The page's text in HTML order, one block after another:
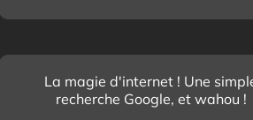
La magie d'internet ! Une
recherche Google, et wahou !